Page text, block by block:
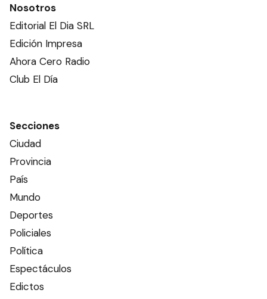
Nosotros
Editorial El Dia SRL
Edición Impresa
Ahora Cero Radio
Club El Día
Secciones
Ciudad
Provincia
País
Mundo
Deportes
Policiales
Política
Espectáculos
Edictos